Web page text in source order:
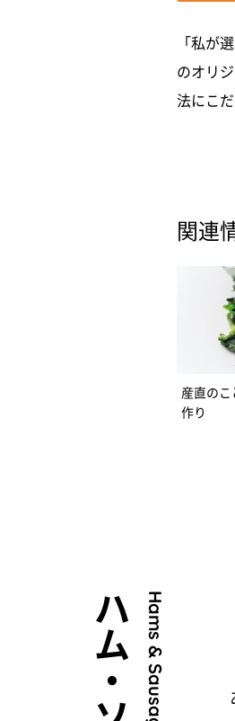
「私が
のオリ
法にこ
関連
産直のこ
作り
Hams & Sausages
ハム・ソ